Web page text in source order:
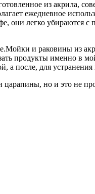
из акрила,
ежедневное
они легко
и раковины из
продукты именно в
а после, для
но и это не